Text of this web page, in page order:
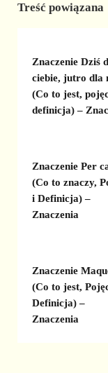
Treść powiązana
Znaczenie Dziś
ciebie, jutro dla
(Co to jest,
definicja) –
Znaczenie Per
(Co to znaczy,
i Definicja) –
Znaczenia
Znaczenie
(Co to jest,
Definicja) –
Znaczenia